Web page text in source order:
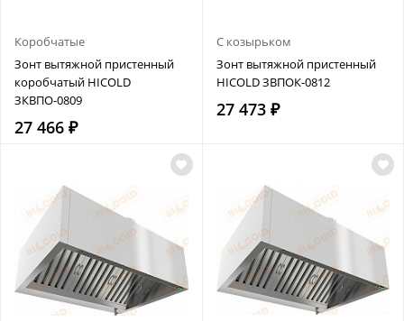
Коробчатые
Зонт вытяжной пристенный
коробчатый HICOLD
ЗКВПО-0809
27 466 ₽
С козырьком
Зонт вытяжной пристенный
HICOLD ЗВПОК-0812
27 473 ₽